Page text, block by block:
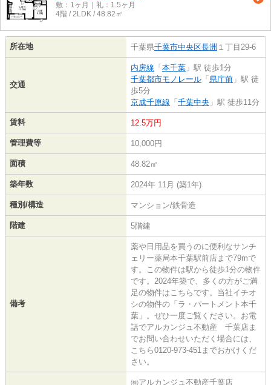
敷：1ヶ月｜礼：1.5ヶ月
4階 / 2LDK / 48.82㎡
所在地 千葉県千葉市中央区長洲 １丁目29-6
交通
内房線 「 本千葉 」駅 徒歩1分
千葉都市モノレール 「 県庁前 」駅 徒
歩5分
京成千原線 「 千葉中央 」駅 徒歩11分
賃料 12.5万円
管理費等 10,000円
面積 48.82㎡
築年数 2024年 11月 (築1年)
種別/構造 マンション/鉄骨造
階建 5階建
備考
薬や日用品を買うのに便利なサンチ
ェリー薬局本千葉駅前店まで79mで
す。この物件は駅から徒歩1分の物件
です。2024年築で、多くの方がご満
足の物件はこちらです。当社イチオ
シの物件の「ラ・パートメント本千
葉」。ぜひ一度ご覧ください。お電
話でアルカンジュ不動産 千葉店ま
でお問い合わせいただく場合には、
こちら0120-973-451までおかけくだ
さい。
㈱アルカンジュ不動産千葉店